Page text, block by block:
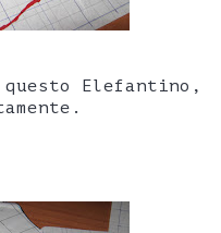
Elefantino,